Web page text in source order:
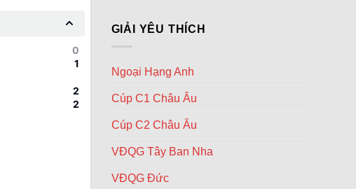
0
1
2
2
GIẢI YÊU THÍCH
Ngoại Hạng Anh
Cúp C1 Châu Âu
Cúp C2 Châu Âu
VĐQG Tây Ban Nha
VĐQG Đức